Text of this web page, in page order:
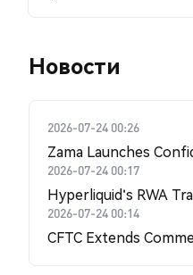
Новости
2026-07-24 00:26
Zama Launches
2026-07-24 00:17
Hyperliquid's RWA
2026-07-24 00:14
CFTC Extends